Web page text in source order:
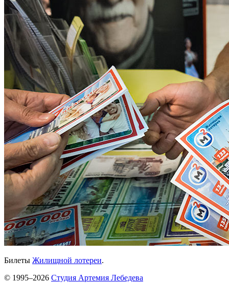
Билеты Жилищной лотереи.
© 1995–2026 Студия Артемия Лебедева